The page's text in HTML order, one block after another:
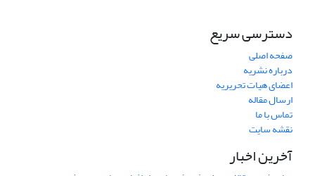
دسترسی سریع
صفحه اصلی
درباره نشریه
اعضای هیات تحریریه
ارسال مقاله
تماس با ما
نقشه سایت
آخرین اخبار